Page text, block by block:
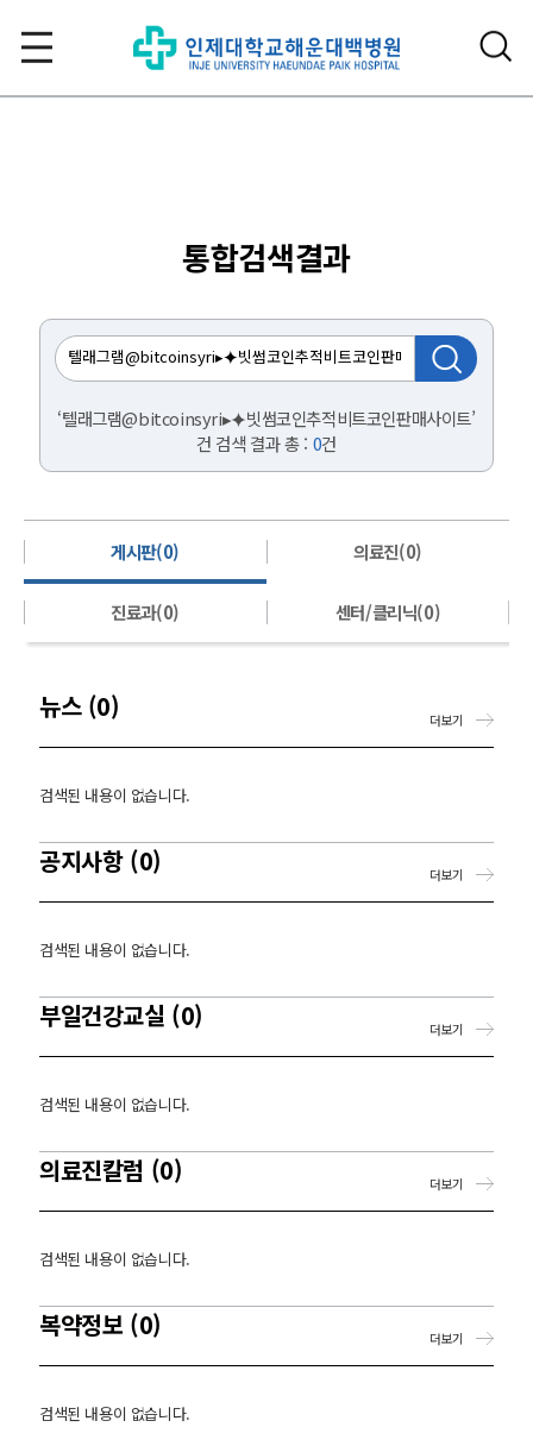
통합검색결과
‘텔래그램@bitcoinsyri▸⯌빗썸코인추적비트코인판매사이트’
건 검색 결과 총 : 0건
게시판(0) 의료진(0)
진료과(0) 센터/클리닉(0)
뉴스 (0)
검색된 내용이 없습니다.
더보기
공지사항 (0)
검색된 내용이 없습니다.
더보기
부일건강교실 (0)
검색된 내용이 없습니다.
더보기
의료진칼럼 (0)
검색된 내용이 없습니다.
더보기
복약정보 (0)
검색된 내용이 없습니다.
더보기